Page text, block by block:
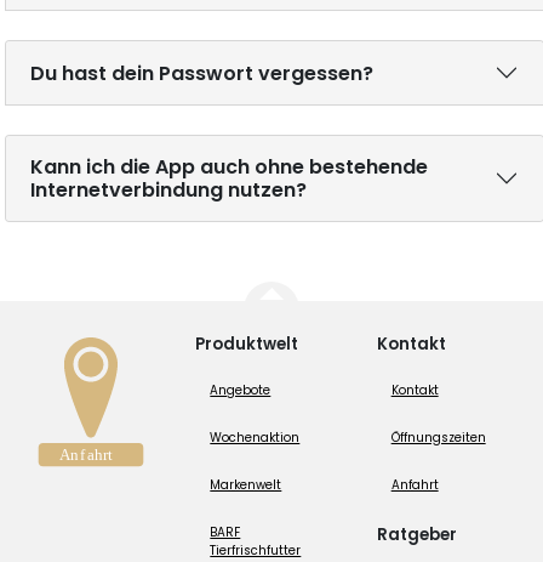
Du hast dein Passwort vergessen?
Kann ich die App auch ohne bestehende
Internetverbindung nutzen?
Produktwelt
Angebote
Wochenaktion
Markenwelt
BARF
Tierfrischfutter
Kontakt
Kontakt
Öffnungszeiten
Anfahrt
Ratgeber